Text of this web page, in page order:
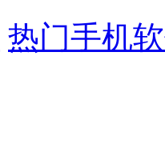
热门手机